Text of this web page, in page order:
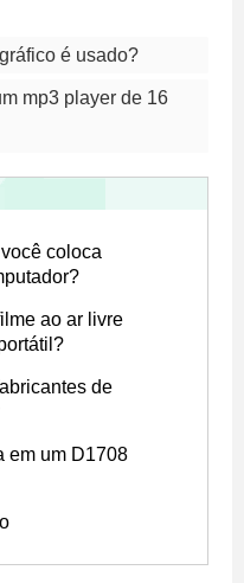
é usado?
mp3 player de 16
coloca
ao ar livre
de
em um D1708